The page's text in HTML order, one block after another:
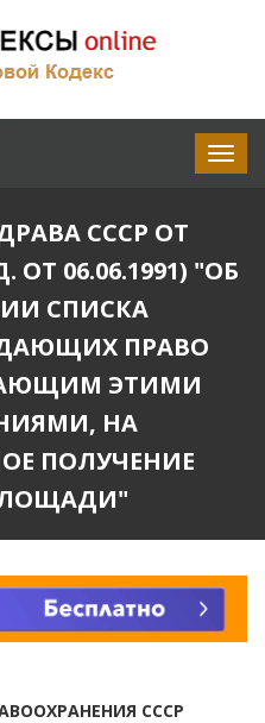
СССР ОТ
ОТ 06.06.1991) "ОБ
СПИСКА
ПРАВО
ЭТИМИ
НА
ПОЛУЧЕНИЕ
СССР